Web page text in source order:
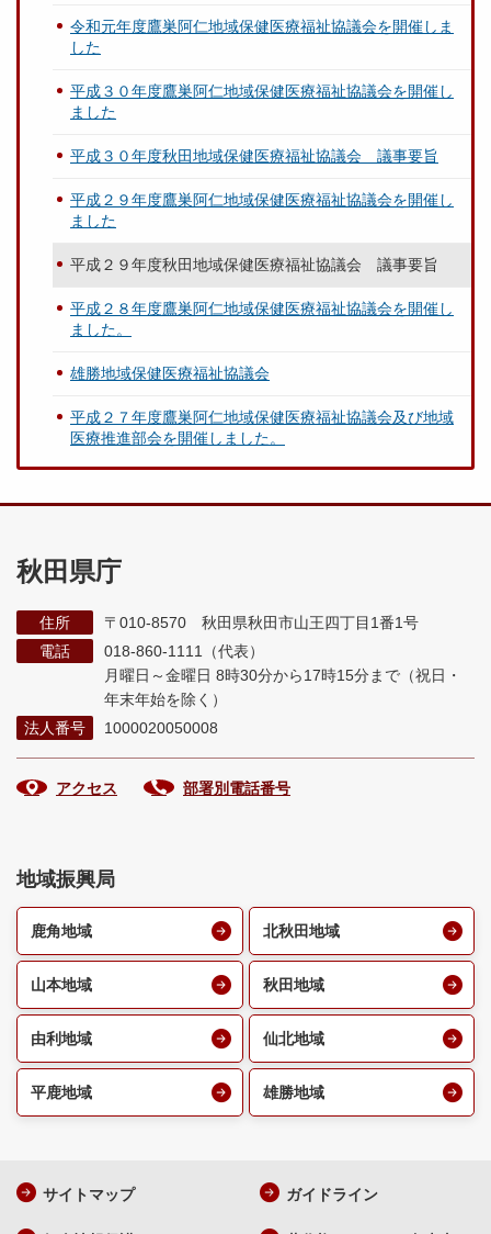
令和元年度鷹巣阿仁地域保健医療福祉協議会を開催しま
した
平成３０年度鷹巣阿仁地域保健医療福祉協議会を開催し
ました
平成３０年度秋田地域保健医療福祉協議会 議事要旨
平成２９年度鷹巣阿仁地域保健医療福祉協議会を開催し
ました
平成２９年度秋田地域保健医療福祉協議会 議事要旨
平成２８年度鷹巣阿仁地域保健医療福祉協議会を開催し
ました。
雄勝地域保健医療福祉協議会
平成２７年度鷹巣阿仁地域保健医療福祉協議会及び地域
医療推進部会を開催しました。
秋田県庁
住所
〒010-8570 秋田県秋田市山王四丁目1番1号
電話
018-860-1111（代表）
月曜日～金曜日 8時30分から17時15分まで （祝日・
年末年始を除く）
法人番号
1000020050008
アクセス 部署別電話番号
地域振興局
鹿角地域 北秋田地域
山本地域 秋田地域
由利地域 仙北地域
平鹿地域 雄勝地域
サイトマップ ガイドライン